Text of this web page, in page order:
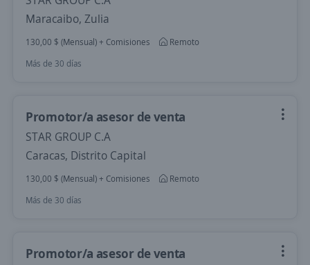
Maracaibo, Zulia
130,00 $ (Mensual) + Comisiones
Remoto
Más de 30 días
Promotor/a asesor de venta
STAR GROUP C.A
Caracas, Distrito Capital
130,00 $ (Mensual) + Comisiones
Remoto
Más de 30 días
Promotor/a asesor de venta